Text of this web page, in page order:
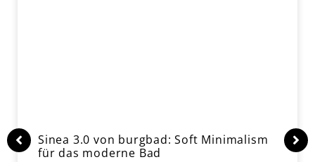
Sinea 3.0 von burgbad: Soft Minimalism
für das moderne Bad